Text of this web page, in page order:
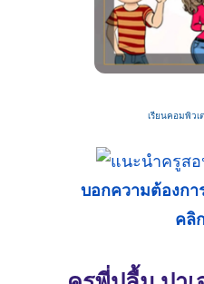
เรียนคอมพิวเ
บอกความต้องกา
คลิ